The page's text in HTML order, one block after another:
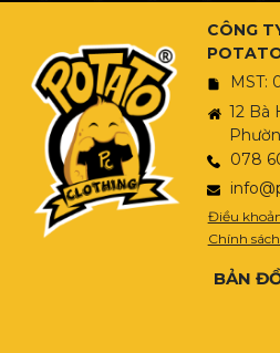
CÔNG
MST:
12 Bà
078
Điều
Chính
BẢN